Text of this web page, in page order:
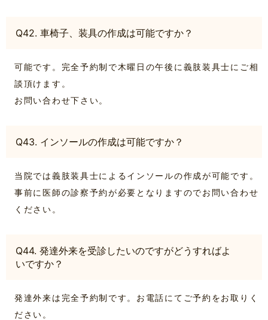
Q42. 車椅子、装具の作成は可能ですか？
可能です。完全予約制で木曜日の午後に義肢装具士にご相
談頂けます。
お問い合わせ下さい。
Q43. インソールの作成は可能ですか？
当院では義肢装具士によるインソールの作成が可能です。
事前に医師の診察予約が必要となりますのでお問い合わせ
ください。
Q44. 発達外来を受診したいのですがどうすればよ
いですか？
発達外来は完全予約制です。お電話にてご予約をお取りく
ださい。